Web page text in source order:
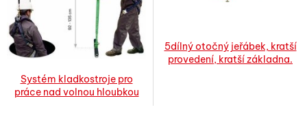
Systém kladkostroje pro
práce nad volnou hloubkou
5dílný otočný jeřábek, kratší
provedení, kratší základna.